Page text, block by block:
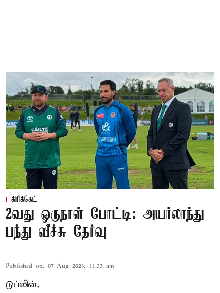
கிரிக்கெட்
2வது ஒருநாள் போட்டி: அயர்லாந்து
பந்து வீச்சு தேர்வு
Published on: 07 Aug 2026, 11:33 am
டுப்லின்,